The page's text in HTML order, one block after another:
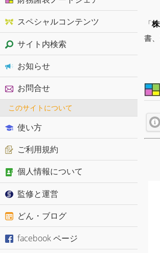
「
書
スペシャルコンテンツ
サイト内検索
お知らせ
お問合せ
このサイトについて
使い方
ご利用規約
個人情報について
監修と運営
どん・ブログ
facebook ページ